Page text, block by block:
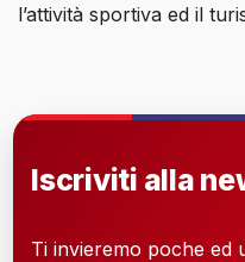
l’attività sportiva ed il
Iscriviti alla
Ti invieremo poche ed